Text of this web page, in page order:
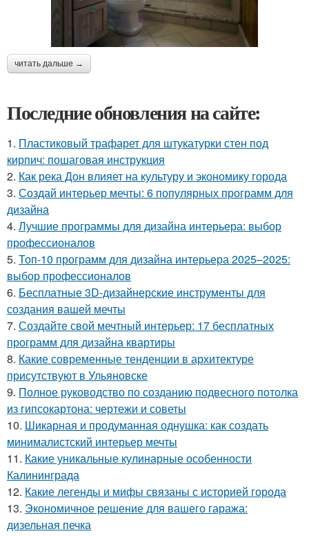
читать дальше →
Последние обновления на сайте:
1. Пластиковый трафарет для штукатурки стен под
кирпич: пошаговая инструкция
2. Как река Дон влияет на культуру и экономику города
3. Создай интерьер мечты: 6 популярных программ для
дизайна
4. Лучшие программы для дизайна интерьера: выбор
профессионалов
5. Топ-10 программ для дизайна интерьера 2025–2025:
выбор профессионалов
6. Бесплатные 3D-дизайнерские инструменты для
создания вашей мечты
7. Создайте свой мечтный интерьер: 17 бесплатных
программ для дизайна квартиры
8. Какие современные тенденции в архитектуре
присутствуют в Ульяновске
9. Полное руководство по созданию подвесного потолка
из гипсокартона: чертежи и советы
10. Шикарная и продуманная однушка: как создать
минималистский интерьер мечты
11. Какие уникальные кулинарные особенности
Калининграда
12. Какие легенды и мифы связаны с историей города
13. Экономичное решение для вашего гаража:
дизельная печка